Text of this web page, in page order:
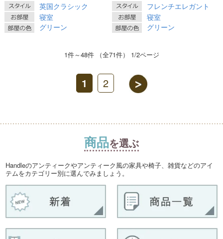
英国クラシック
寝室
グリーン
フレンチエレガント
寝室
グリーン
1件～48件 （全71件） 1/2ページ
1 2
商品を選ぶ
Handleのアンティークやアンティーク風の家具や椅子、雑貨などのアイ
テムをカテゴリー別に選んでみましょう。